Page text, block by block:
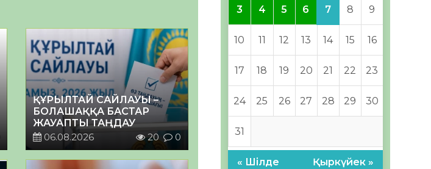
ҚҰРЫЛТАЙ САЙЛАУЫ –
БОЛАШАҚҚА БАСТАР
ЖАУАПТЫ ТАҢДАУ
06.08.2026
20 0
3 4 5 6 7 8 9
10 11 12 13 14 15 16
17 18 19 20 21 22 23
24 25 26 27 28 29 30
31
« Шілде Қыркүйек »